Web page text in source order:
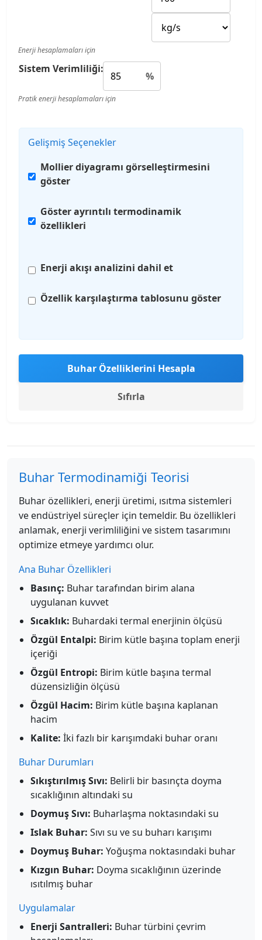
Enerji hesaplamaları için
Sistem Verimliliği:
%
Pratik enerji hesaplamaları için
Gelişmiş Seçenekler
Mollier diyagramı görselleştirmesini
göster
Göster ayrıntılı termodinamik
özellikleri
Enerji akışı analizini dahil et
Özellik karşılaştırma tablosunu göster
Buhar Özelliklerini Hesapla
Sıfırla
Buhar Termodinamiği Teorisi
Buhar özellikleri, enerji üretimi, ısıtma sistemleri
ve endüstriyel süreçler için temeldir. Bu özellikleri
anlamak, enerji verimliliğini ve sistem tasarımını
optimize etmeye yardımcı olur.
Ana Buhar Özellikleri
Basınç: Buhar tarafından birim alana
uygulanan kuvvet
Sıcaklık: Buhardaki termal enerjinin ölçüsü
Özgül Entalpi: Birim kütle başına toplam enerji
içeriği
Özgül Entropi: Birim kütle başına termal
düzensizliğin ölçüsü
Özgül Hacim: Birim kütle başına kaplanan
hacim
Kalite: İki fazlı bir karışımdaki buhar oranı
Buhar Durumları
Sıkıştırılmış Sıvı: Belirli bir basınçta doyma
sıcaklığının altındaki su
Doymuş Sıvı: Buharlaşma noktasındaki su
Islak Buhar: Sıvı su ve su buharı karışımı
Doymuş Buhar: Yoğuşma noktasındaki buhar
Kızgın Buhar: Doyma sıcaklığının üzerinde
ısıtılmış buhar
Uygulamalar
Enerji Santralleri: Buhar türbini çevrim